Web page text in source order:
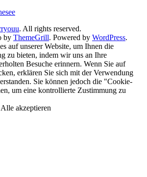
. All rights reserved.
by ThemeGrill. Powered by WordPress.
auf unserer Website, um Ihnen die
zu bieten, indem wir uns an Ihre
Besuche erinnern. Wenn Sie auf
erklären Sie sich mit der Verwendung
Sie können jedoch die "Cookie-
um eine kontrollierte Zustimmung zu
Alle akzeptieren